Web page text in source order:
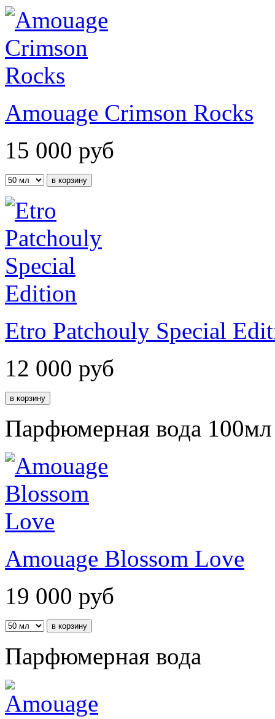
Amouage Crimson Rocks
15 000 руб
Etro Patchouly Special
12 000 руб
Парфюмерная вода 100мл
Amouage Blossom Love
19 000 руб
Парфюмерная вода